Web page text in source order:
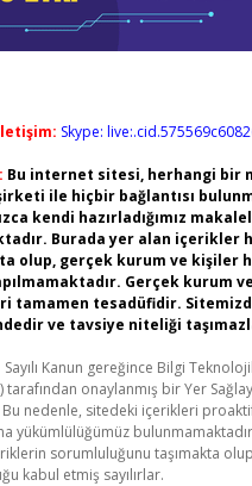
Skype:
Bu internet sitesi, herhangi bir
ile hiçbir bağlantısı
kendi hazırladığımız
Burada yer alan içerikler
olup, gerçek kurum ve kişiler
Gerçek kurum
tamamen tesadüfidir.
ve tavsiye niteliği
Sayılı Kanun gereğince Bilgi
tarafından onaylanmış bir Yer
nedenle, sitedeki içerikleri
yükümlülüğümüz
sorumluluğunu taşımakta
kabul etmiş sayılırlar.